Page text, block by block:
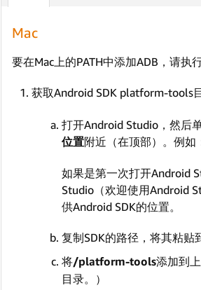
Mac
要在Mac上的PATH中添加ADB，请执
获取Android SDK platform-tools
打开Android Studio，然后
位置附近（在顶部）。例如
如果是第一次打开Android
Studio（欢迎使用Android
供Android SDK的位置。
复制SDK的路径，将其粘贴
将/platform-tools添加到
目录。）